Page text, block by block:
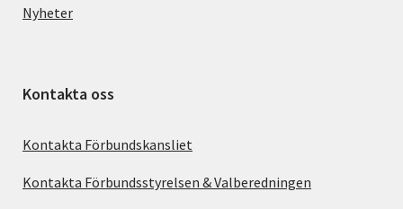
Nyheter
Kontakta oss
Kontakta Förbundskansliet
Kontakta Förbundsstyrelsen & Valberedningen